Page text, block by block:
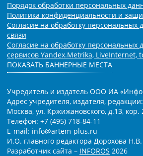
Порядок обработки персональных
Политика конфиденциальности и
Согласие на обработку персональных
связи
Согласие на обработку
сервисов Yandex.Metrika, LiveInternet,
ПОКАЗАТЬ БАННЕРНЫЕ МЕСТА
Учредитель и издатель ООО ИА
Адрес учредителя, издателя,
Москва, ул. Кржижановского, д.13, кор.
Телефон: +7 (495) 718-84-11
E-mail: info@artem-plus.ru
И.О. главного редактора Дорохова Н.В.
Разработчик сайта – INFOROS 2026